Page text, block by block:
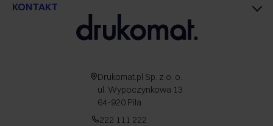
KONTAKT
Drukomat.pl Sp. z o. o.
ul. Wypoczynkowa 13
64-920 Piła
222 111 222